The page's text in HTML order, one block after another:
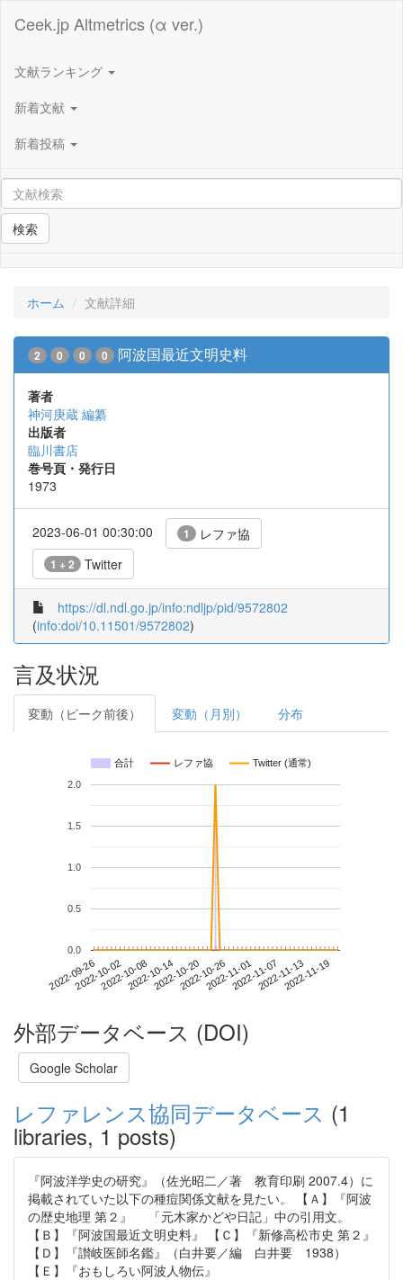
Ceek.jp Altmetrics (α ver.)
文献ランキング
新着文献
新着投稿
検索
ホーム 文献詳細
2 0 0 0 阿波国最近文明史料
著者
神河庚蔵 編纂
出版者
臨川書店
巻号頁・発行日
1973
2023-06-01 00:30:00 1 レファ協
1 + 2 Twitter
https://dl.ndl.go.jp/info:ndljp/pid/9572802
(info:doi/10.11501/9572802)
言及状況
変動（ピーク前後） 変動（月別） 分布
合計 レファ協 Twitter (通常)
2022-09-262022-10-022022-10-082022-10-142022-10-202022-10-262022-11-012022-11-072022-11-132022-11-19
0.0
0.5
1.0
1.5
2.0
外部データベース (DOI)
Google Scholar
レファレンス協同データベース (1
libraries, 1 posts)
『阿波洋学史の研究』（佐光昭二／著 教育印刷 2007.4）に
掲載されていた以下の種痘関係文献を見たい。 【Ａ】『阿波
の歴史地理 第２』 「元木家かどや日記」中の引用文。
【Ｂ】『阿波国最近文明史料』 【Ｃ】『新修高松市史 第２』
【Ｄ】『讃岐医師名鑑』（白井要／編 白井要 1938）
【Ｅ】『おもしろい阿波人物伝』